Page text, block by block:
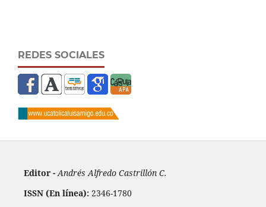
REDES SOCIALES
Editor - Andrés Alfredo Castrillón C.
ISSN (En línea): 2346-1780